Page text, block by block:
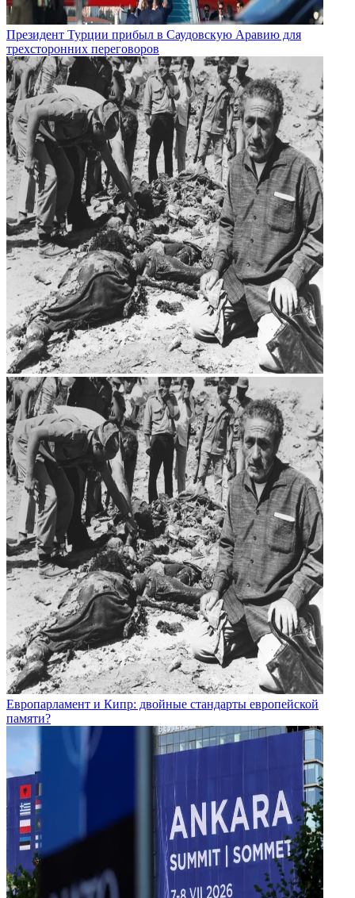
Президент Турции прибыл в Саудовскую Аравию для
трехсторонних переговоров
Европарламент и Кипр: двойные стандарты европейской
памяти?